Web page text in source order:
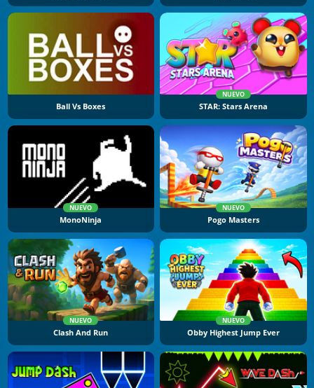
Ball Vs Boxes
NUEVO
STAR: Stars Arena
NUEVO
MonoNinja
NUEVO
Pogo Masters
NUEVO
Clash And Run
NUEVO
Obby Highest Jump Ever